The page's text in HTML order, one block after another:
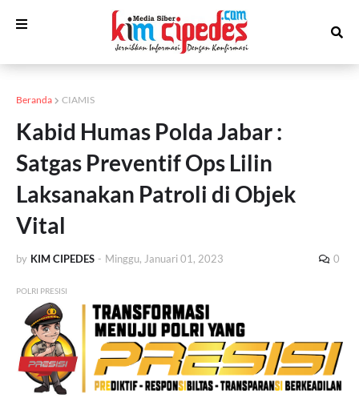
Beranda CIAMIS
Kabid Humas Polda Jabar :
Satgas Preventif Ops Lilin
Laksanakan Patroli di Objek
Vital
by KIM CIPEDES - Minggu, Januari 01, 2023 0
POLRI PRESISI